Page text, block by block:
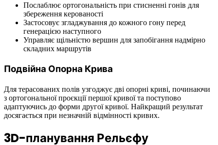
Послаблює ортогональність при стисненні гонів для
збереження керованості
Застосовує згладжування до кожного гону перед
генерацією наступного
Управляє щільністю вершин для запобігання надмірно
складних маршрутів
Подвійна Опорна Крива
Для терасованих полів узгоджує дві опорні криві, починаючи
з ортогональної проєкції першої кривої та поступово
адаптуючись до форми другої кривої. Найкращий результат
досягається при незначній відмінності кривих.
3D-планування Рельєфу